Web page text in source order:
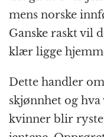
mens norske
Ganske raskt vil
klær ligge
Dette handler
skjønnhet og hva
kvinner blir